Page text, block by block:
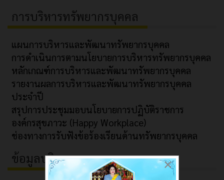
การบริหารทรัพยากรบุคคล
แผนการบริหารและพัฒนาทรัพยากรบุคคล
การดำเนินการตามนโยบายการบริหารทรัพยากรบุคคล
หลักเกณฑ์การบริหารและพัฒนาทรัพยากรบุคคล
รายงานผลการบริหารและพัฒนาทรัพยากรบุคคล
ประจำปี
สรุปการประชุมมอบนโยบายการปฏิบัติราชการ
องค์กรสุขภาวะ (Happy Workplace)
ช่องทางการรับฟังข้อร้องเรียนด้านทรัพยากรบุคคล
ข้อมูลบริการ ×